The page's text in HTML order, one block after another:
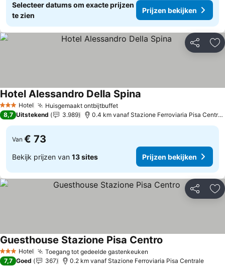
Selecteer datums om exacte prijzen
te zien
Prijzen bekijken
Delen
3 SterrenHotel Huisgemaakt ontbijtbuffet
Hotel Alessandro Della Spina
8,7 Uitstekend 3.989 0.4 km vanaf Stazione Ferroviaria Pisa Centrale
Van € 73
Bekijk prijzen van 13 sites Prijzen bekijken
Delen
3 SterrenHotel Toegang tot gedeelde gastenkeuken
Guesthouse Stazione Pisa Centro
7,7 Goed 367 0.2 km vanaf Stazione Ferroviaria Pisa Centrale